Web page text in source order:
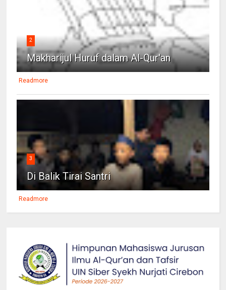
2
Makharijul Huruf dalam Al-Qur'an
Readmore
3
Di Balik Tirai Santri
Readmore